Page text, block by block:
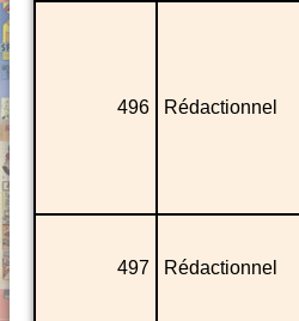
496 Rédactionnel
497 Rédactionnel